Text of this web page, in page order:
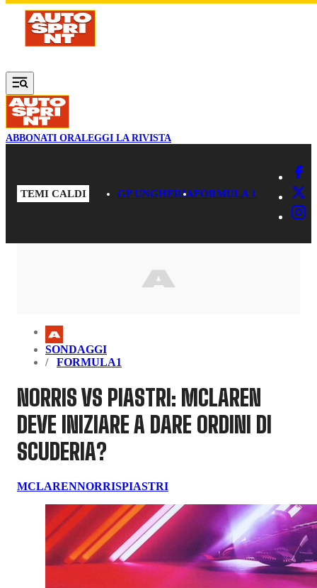
Vai al contenuto principale
ABBONATI ORALEGGI LA RIVISTA
TEMI CALDI GP UNGHERIAFORMULA 1
SONDAGGI
FORMULA1
NORRIS VS PIASTRI: MCLAREN
DEVE INIZIARE A DARE ORDINI DI
SCUDERIA?
MCLARENNORRISPIASTRI